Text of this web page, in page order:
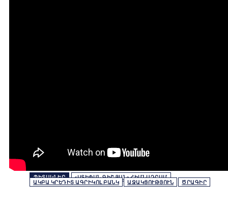
ՊԻՏԱԿՆԵՐ
«ՍՏԵՓԱՆ ԳԻՇՅԱՆ» ՀԻՄՆԱԴՐԱՄ
ԱԿԲԱ ԿՐԵԴԻՏ ԱԳՐԻԿՈԼ ԲԱՆԿ
ԱՋԱԿՑՈՒԹՅՈՒՆ ԾՐԱԳԻՐ